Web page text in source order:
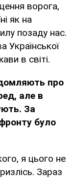
ворога,
як на
позаду нас.
Української
в світі.
про
але в
За
було
я цього не
Зараз